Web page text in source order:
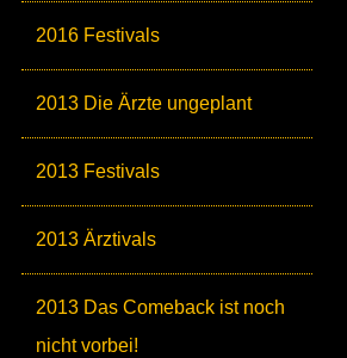
2016 Festivals
2013 Die Ärzte ungeplant
2013 Festivals
2013 Ärztivals
2013 Das Comeback ist noch
nicht vorbei!